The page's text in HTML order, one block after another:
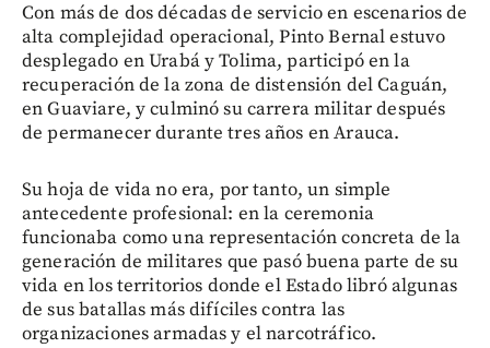
Con más de dos décadas de servicio en escenarios de
alta complejidad operacional, Pinto Bernal estuvo
desplegado en Urabá y Tolima, participó en la
recuperación de la zona de distensión del Caguán,
en Guaviare, y culminó su carrera militar después
de permanecer durante tres años en Arauca.
Su hoja de vida no era, por tanto, un simple
antecedente profesional: en la ceremonia
funcionaba como una representación concreta de la
generación de militares que pasó buena parte de su
vida en los territorios donde el Estado libró algunas
de sus batallas más difíciles contra las
organizaciones armadas y el narcotráfico.